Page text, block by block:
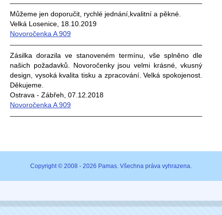
Můžeme jen doporučit, rychlé jednání,kvalitní a pěkné.
Velká Losenice, 18.10.2019
Novoročenka A 909
Zásilka dorazila ve stanoveném termínu, vše splněno dle
našich požadavků. Novoročenky jsou velmi krásné, vkusný
design, vysoká kvalita tisku a zpracování. Velká spokojenost.
Děkujeme.
Ostrava - Zábřeh, 07.12.2018
Novoročenka A 909
Copyright © 2008 - 2026 Pamas. Všechna práva vyhrazena.